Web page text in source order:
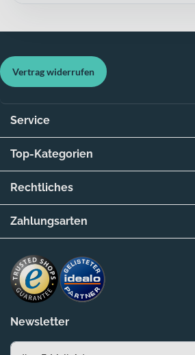
Newsletter
Vertrag widerrufen
Service
Top-Kategorien
Rechtliches
Zahlungsarten